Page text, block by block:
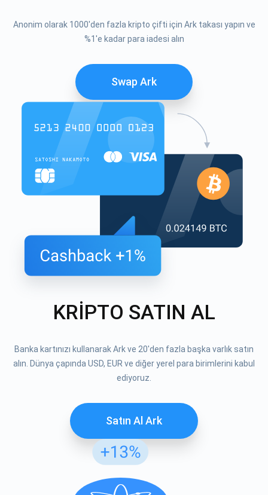
Anonim olarak 1000'den fazla kripto çifti için Ark takası yapın ve
%1'e kadar para iadesi alın
Swap Ark
KRİPTO SATIN AL
Banka kartınızı kullanarak Ark ve 20'den fazla başka varlık satın
alın. Dünya çapında USD, EUR ve diğer yerel para birimlerini kabul
ediyoruz.
Satın Al Ark